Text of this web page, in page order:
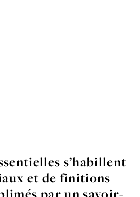
s’habillent
et de finitions